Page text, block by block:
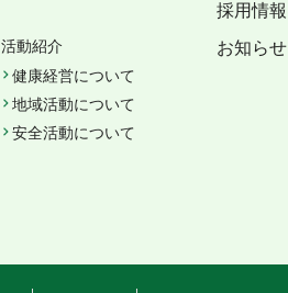
活動紹介
健康経営について
地域活動について
安全活動について
採用情報
お知らせ